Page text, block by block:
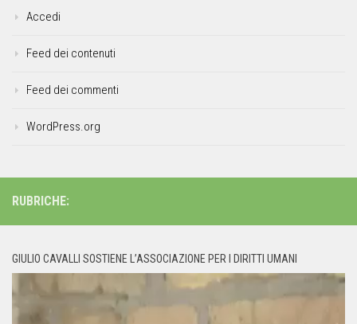
Accedi
Feed dei contenuti
Feed dei commenti
WordPress.org
RUBRICHE:
GIULIO CAVALLI SOSTIENE L’ASSOCIAZIONE PER I DIRITTI UMANI
Player